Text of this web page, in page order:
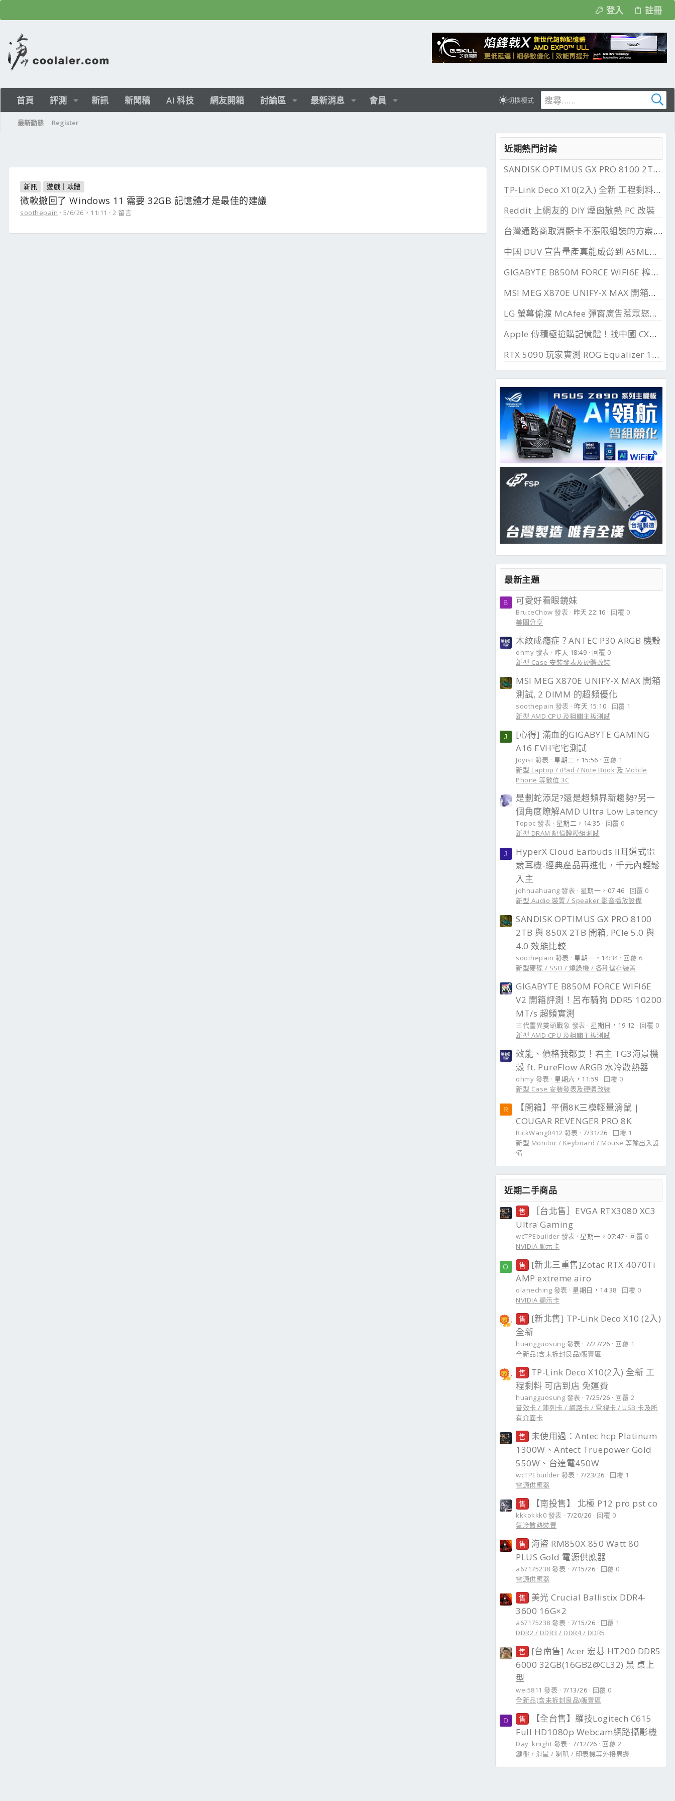
登入 註冊
首頁 評測 新訊 新聞稿 AI 科技 網友開箱 討論區 最新消息 會員 切換模式
最新動態 Register
新訊 遊戲｜軟體
微軟撤回了 Windows 11 需要 32GB 記憶體才是最佳的建議
soothepain 5/6/26，11:11 2 留言
近期熱門討論
SANDISK OPTIMUS GX PRO 8100 2TB 與 850X 2TB 開箱, PCIe 5.0 與 4.0 效能比較
TP-Link Deco X10(2入) 全新 工程剩料 可店到店 免運費
Reddit 上網友的 DIY 煙囪散熱 PC 改裝
台灣通路商取消顯卡不漲限組裝的方案, 直漲 20~45%
中國 DUV 宣告量產真能威脅到 ASML？外媒稱相差甚遠
GIGABYTE B850M FORCE WIFI6E 榨乾長鑫24G DDR
MSI MEG X870E UNIFY-X MAX 開箱測試, 2 DIMM 的超頻優化
LG 螢幕偷渡 McAfee 彈窗廣告惹眾怒，微軟出手制止
Apple 傳積極搶購記憶體！找中國 CXMT 談價格碰壁
RTX 5090 玩家實測 ROG Equalizer 12V-2x6, 電壓更穩、溫度更低、還解決 SSD 消失問題
最新主題
B 可愛好看眼鏡妹
BruceChow 發表 昨天 22:16
回覆 0
美圖分享
木紋成癮症？ANTEC P30 ARGB 機殼
ohmy 發表 昨天 18:49
回覆 0
新型 Case 安裝發表及硬體改裝
MSI MEG X870E UNIFY-X MAX 開箱
測試, 2 DIMM 的超頻優化
soothepain 發表 昨天 15:10
回覆 1
新型 AMD CPU 及相關主板測試
J
[心得] 滿血的GIGABYTE GAMING
A16 EVH宅宅測試
Joyist 發表 星期二，15:56
回覆 1
新型 Laptop / iPad / Note Book 及 Mobile
Phone 等數位 3C
是劃蛇添足?還是超頻界新趨勢?另一
個角度瞭解AMD Ultra Low Latency
Toppc 發表 星期二，14:35
回覆 0
新型 DRAM 記憶體模組測試
J
HyperX Cloud Earbuds II耳道式電
競耳機-經典產品再進化，千元內輕鬆
入主
johnuahuang 發表 星期一，07:46
回覆 0
新型 Audio 裝置 / Speaker 影音播放設備
SANDISK OPTIMUS GX PRO 8100
2TB 與 850X 2TB 開箱, PCIe 5.0 與
4.0 效能比較
soothepain 發表 星期一，14:34
回覆 6
新型硬碟 / SSD / 燒錄機 / 各種儲存裝置
GIGABYTE B850M FORCE WIFI6E
V2 開箱評測！呂布騎狗 DDR5 10200
MT/s 超頻實測
古代靈異雙頭戰象 發表 星期日，19:12
回覆 0
新型 AMD CPU 及相關主板測試
效能、價格我都要！君主 TG3海景機
殼 ft. PureFlow ARGB 水冷散熱器
ohmy 發表 星期六，11:59
回覆 0
新型 Case 安裝發表及硬體改裝
R
【開箱】平價8K三模輕量滑鼠 |
COUGAR REVENGER PRO 8K
RickWang0412 發表 7/31/26
回覆 1
新型 Monitor / Keyboard / Mouse 等輸出入設
備
近期二手商品
售
［台北售］EVGA RTX3080 XC3
Ultra Gaming
wcTPEbuilder 發表 星期一，07:47
回覆 0
NVIDIA 顯示卡
O 售
[新北三重售]Zotac RTX 4070Ti
AMP extreme airo
olaneching 發表 星期日，14:38
回覆 0
NVIDIA 顯示卡
售
[新北售] TP-Link Deco X10 (2入)
全新
huangguosung 發表 7/27/26
回覆 1
全新品(含未拆封良品)販賣區
售
TP-Link Deco X10(2入) 全新 工
程剩料 可店到店 免運費
huangguosung 發表 7/25/26
回覆 2
音效卡 / 陣列卡 / 網路卡 / 電視卡 / USB 卡及所
有介面卡
售
未使用過：Antec hcp Platinum
1300W、Antect Truepower Gold
550W、台達電450W
wcTPEbuilder 發表 7/23/26
回覆 1
電源供應器
售 【南投售】 北極 P12 pro pst co
kkkokkk0 發表 7/20/26
回覆 0
氣冷散熱裝置
售
海盜 RM850X 850 Watt 80
PLUS Gold 電源供應器
a67175238 發表 7/15/26
回覆 0
電源供應器
售
美光 Crucial Ballistix DDR4-
3600 16G×2
a67175238 發表 7/15/26
回覆 1
DDR2 / DDR3 / DDR4 / DDR5
售
[台南售] Acer 宏碁 HT200 DDR5
6000 32GB(16GB2@CL32) 黑 桌上
型
wei5811 發表 7/13/26
回覆 0
全新品(含未拆封良品)販賣區
D 售
【全台售】羅技Logitech C615
Full HD1080p Webcam網路攝影機
Day_knight 發表 7/12/26
回覆 2
鍵盤 / 滑鼠 / 喇叭 / 印表機等外接周邊